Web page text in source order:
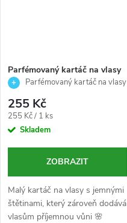
Parfémovaný kartáč na vlasy
COLOR US - Malý 21cm
Parfémovaný kartáč na vlasy
vhodný pro všechny typy vlasů
255 Kč
Měrná
cena:
255 Kč / 1 ks
Skladem
ZOBRAZIT
Malý kartáč na vlasy s jemnými
štětinami, který zároveň dodává
vlasům příjemnou vůni 🌸